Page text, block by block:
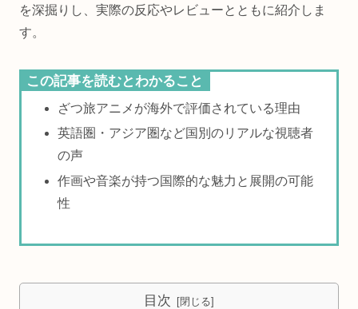
を深掘りし、実際の反応やレビューとともに紹介しま
す。
この記事を読むとわかること
ざつ旅アニメが海外で評価されている理由
英語圏・アジア圏など国別のリアルな視聴者
の声
作画や音楽が持つ国際的な魅力と展開の可能
性
目次